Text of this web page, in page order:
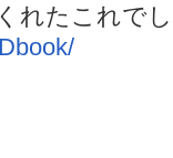
れたこれで